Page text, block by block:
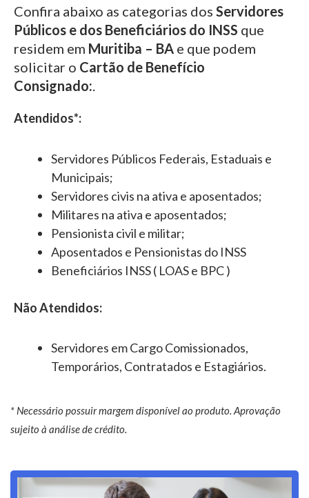
Confira abaixo as categorias dos Servidores
Públicos e dos Beneficiários do INSS que
residem em Muritiba – BA e que podem
solicitar o Cartão de Benefício
Consignado:.
Atendidos*:
Servidores Públicos Federais, Estaduais e
Municipais;
Servidores civis na ativa e aposentados;
Militares na ativa e aposentados;
Pensionista civil e militar;
Aposentados e Pensionistas do INSS
Beneficiários INSS ( LOAS e BPC )
Não Atendidos:
Servidores em Cargo Comissionados,
Temporários, Contratados e Estagiários.
* Necessário possuir margem disponível ao produto. Aprovação
sujeito à análise de crédito.